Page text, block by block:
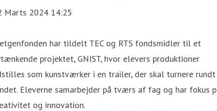
Marts 2024 14:25
har tildelt TEC og RTS fondsmidler til et
projektet, GNIST, hvor elevers produktioner
som kunstværker i en trailer, der skal turnere
Eleverne samarbejder på tværs af fag og har fokus
og innovation.